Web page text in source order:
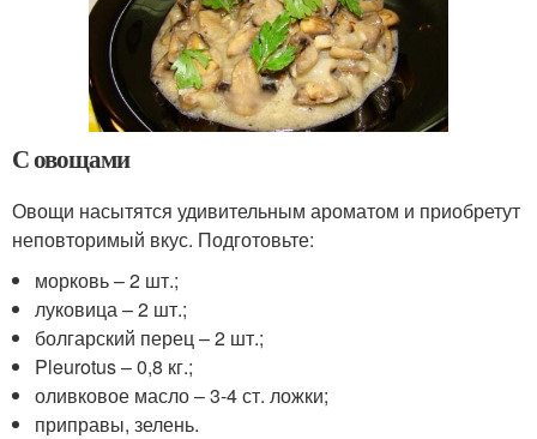
С овощами
Овощи насытятся удивительным ароматом и приобретут
неповторимый вкус. Подготовьте:
морковь – 2 шт.;
луковица – 2 шт.;
болгарский перец – 2 шт.;
Pleurotus – 0,8 кг.;
оливковое масло – 3-4 ст. ложки;
приправы, зелень.